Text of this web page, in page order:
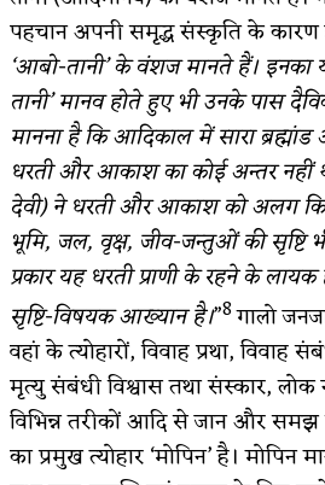
पहचान अपनी समृद्ध संस्कृति के कारण
‘आबो-तानी’ के वंशज मानते हैं। इनका
तानी’ मानव होते हुए भी उनके पास
मानना है कि आदिकाल में सारा
धरती और आकाश का कोई अन्तर नहीं
देवी) ने धरती और आकाश को अलग
भूमि, जल, वृक्ष, जीव-जन्तुओं की सृष्टि
प्रकार यह धरती प्राणी के रहने के
सृष्टि-विषयक आख्यान है।”8गालो
वहां के त्योहारों, विवाह प्रथा,
मृत्यु संबंधी विश्वास तथा संस्कार, लोक
विभिन्न तरीकों आदि से जान और
का प्रमुख त्योहार ‘मोपिन’ है।